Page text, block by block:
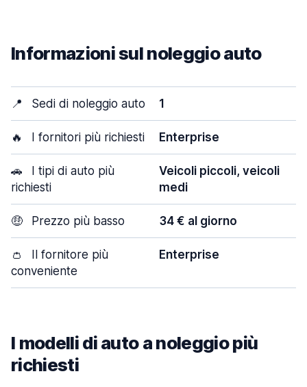
Informazioni sul noleggio auto
📍 Sedi di noleggio auto 1
🔥 I fornitori più richiesti Enterprise
🚗
I tipi di auto più
richiesti
Veicoli piccoli, veicoli
medi
🤑 Prezzo più basso 34 € al giorno
👛
Il fornitore più
conveniente
Enterprise
I modelli di auto a noleggio più
richiesti